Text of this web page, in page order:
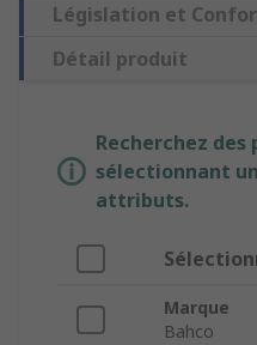
Législation et
Détail produit
Recherchez
sélectionnant
attributs.
Marque
Bahco